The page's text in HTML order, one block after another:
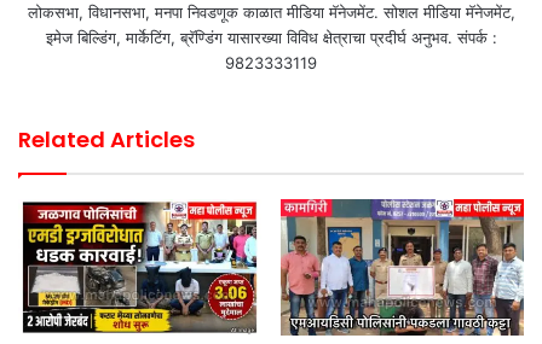
लोकसभा, विधानसभा, मनपा निवडणूक काळात मीडिया मॅनेजमेंट. सोशल मीडिया मॅनेजमेंट,
इमेज बिल्डिंग, मार्केटिंग, ब्रॅण्डिंग यासारख्या विविध क्षेत्राचा प्रदीर्घ अनुभव. संपर्क :
9823333119
Related Articles